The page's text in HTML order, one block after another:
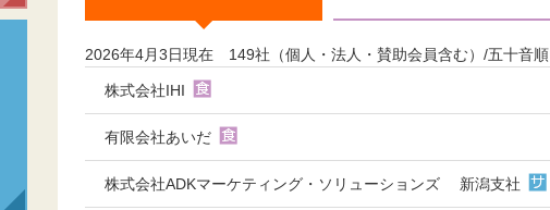
2026年4月3日現在 149社（個人・法人・賛助会員含む）/五十音順
株式会社IHI
有限会社あいだ
株式会社ADKマーケティング・ソリューションズ 新潟支社